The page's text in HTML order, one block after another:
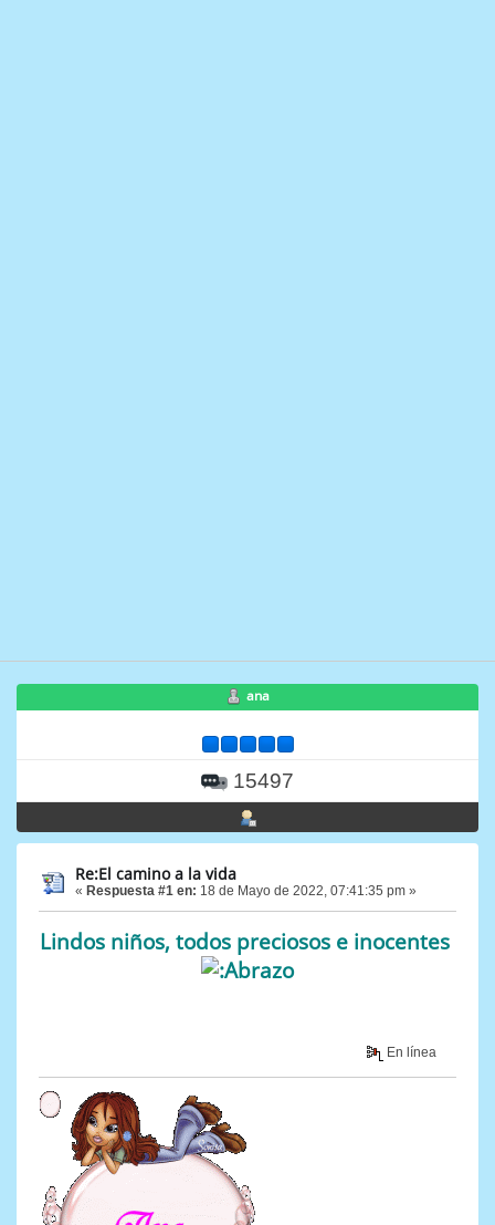
ana
15497
Re:El camino a la vida
« Respuesta #1 en: 18 de Mayo de 2022, 07:41:35 pm »
Lindos niños, todos preciosos e inocentes
En línea